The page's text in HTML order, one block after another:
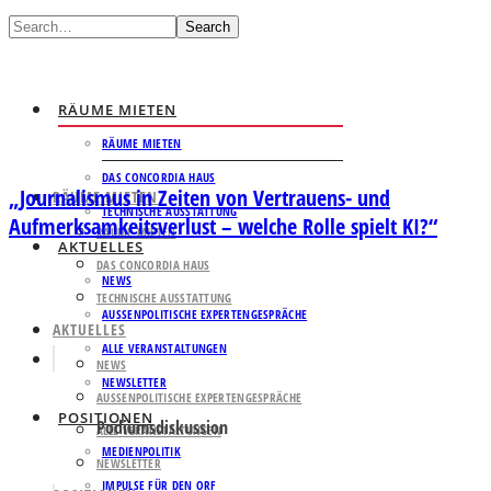
Search
RÄUME MIETEN
RÄUME MIETEN
DAS CONCORDIA HAUS
TECHNISCHE AUSSTATTUNG
AKTUELLES
NEWS
AUSSENPOLITISCHE EXPERTENGESPRÄCHE
ALLE VERANSTALTUNGEN
NEWSLETTER
POSITIONEN
MEDIENPOLITIK
IMPULSE FÜR DEN ORF
RÄUME MIETEN
RÄUME MIETEN
DAS CONCORDIA HAUS
TECHNISCHE AUSSTATTUNG
AKTUELLES
NEWS
AUSSENPOLITISCHE EXPERTENGESPRÄCHE
ALLE VERANSTALTUNGEN
NEWSLETTER
„Journalismus in Zeiten von Vertrauens- und
Aufmerksamkeitsverlust – welche Rolle spielt KI?“
Podiumsdiskussion